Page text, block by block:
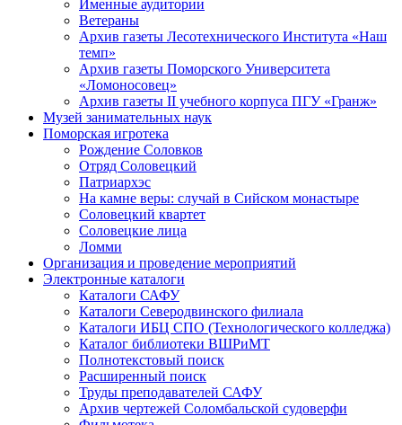
Именные аудитории
Ветераны
Архив газеты Лесотехнического Института «Наш
темп»
Архив газеты Поморского Университета
«Ломоносовец»
Архив газеты II учебного корпуса ПГУ «Гранж»
Музей занимательных наук
Поморская игротека
Рождение Соловков
Отряд Соловецкий
Патриархэс
На камне веры: случай в Сийском монастыре
Соловецкий квартет
Соловецкие лица
Ломми
Организация и проведение мероприятий
Электронные каталоги
Каталоги САФУ
Каталоги Северодвинского филиала
Каталоги ИБЦ СПО (Технологического колледжа)
Каталог библиотеки ВШРиМТ
Полнотекстовый поиск
Расширенный поиск
Труды преподавателей САФУ
Архив чертежей Соломбальской судоверфи